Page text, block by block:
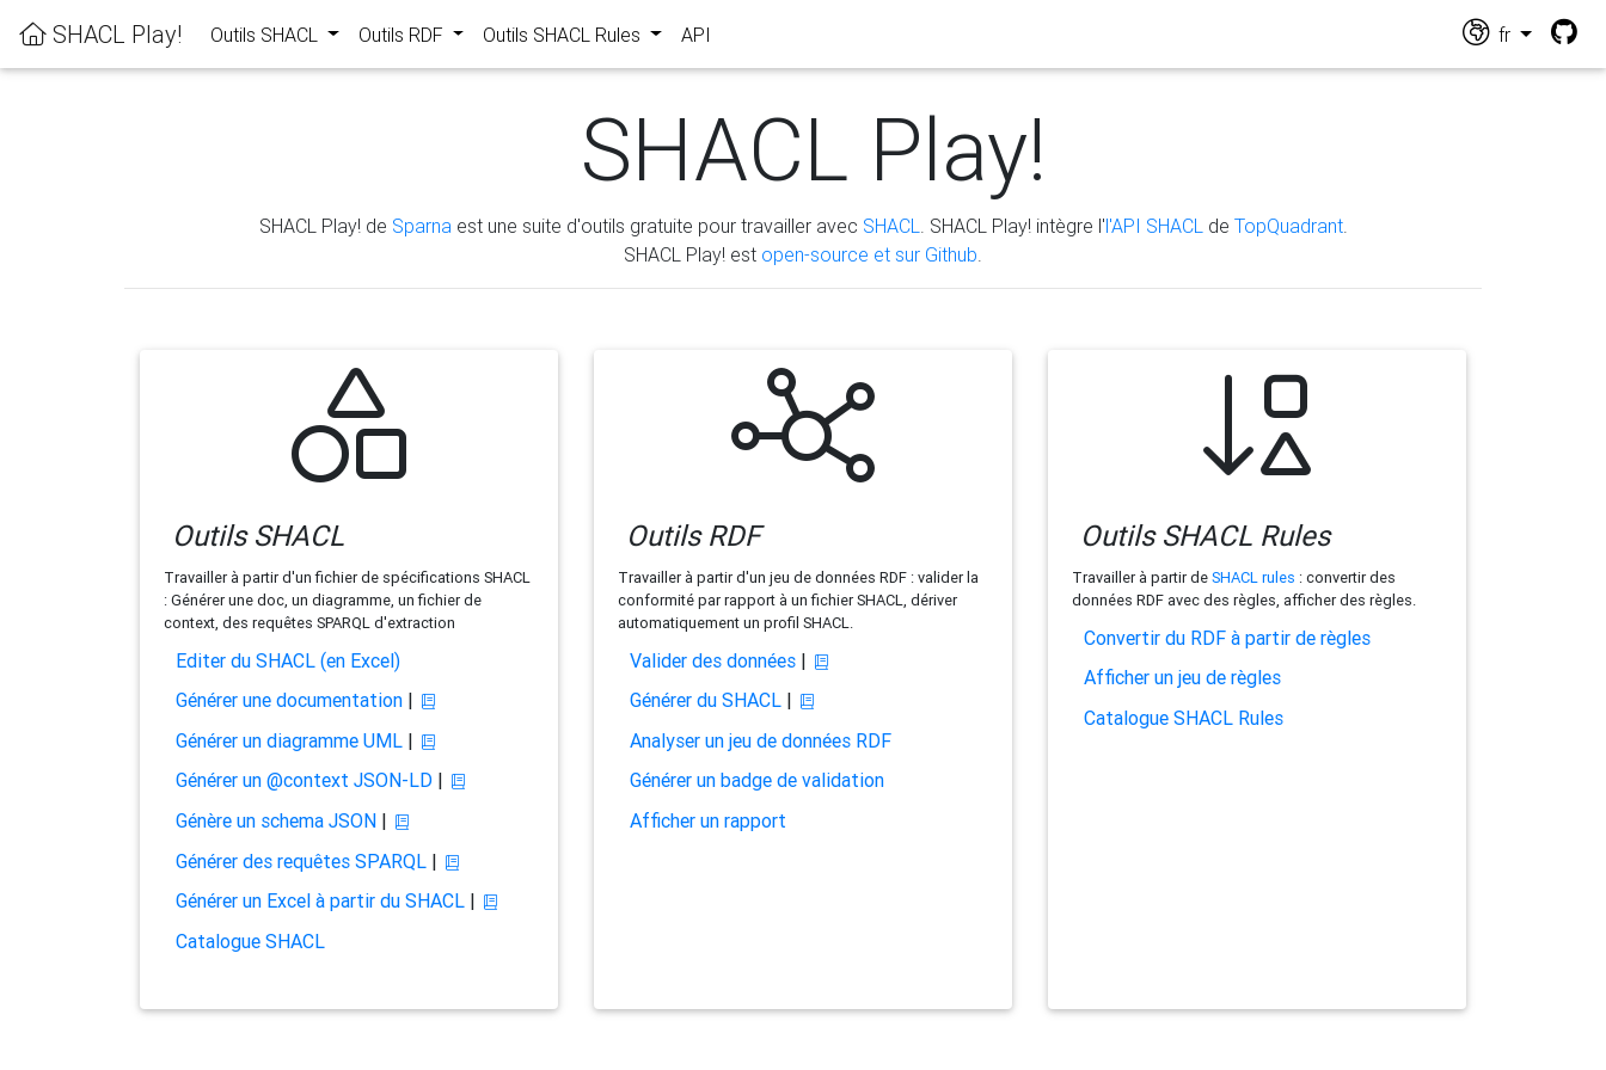
SHACL Play! Outils SHACL Outils RDF Outils SHACL Rules API fr
SHACL Play!
SHACL Play! de Sparna est une suite d'outils gratuite pour travailler avec SHACL . SHACL Play! intègre l'l'API SHACL de TopQuadrant.
SHACL Play! est open-source et sur Github
Outils SHACL
Travailler à partir d'un fichier de spécifications SHACL
: Générer une doc, un diagramme, un fichier de
context, des requêtes SPARQL d'extraction
Editer du SHACL (en Excel)
Générer une documentation|
Générer un diagramme UML|
Générer un @context JSON-LD|
Génère un schema JSON|
Générer des requêtes SPARQL|
Générer un Excel à partir du SHACL|
Catalogue SHACL
Outils RDF
Travailler à partir d'un jeu de données RDF : valider la
conformité par rapport à un fichier SHACL, dériver
automatiquement un profil SHACL.
Valider des données|
Générer du SHACL|
Analyser un jeu de données RDF
Générer un badge de validation
Afficher un rapport
Outils SHACL Rules
Travailler à partir deSHACL rules : convertir des
données RDF avec des règles, afficher des règles.
Convertir du RDF à partir de règles
Afficher un jeu de règles
Catalogue SHACL Rules